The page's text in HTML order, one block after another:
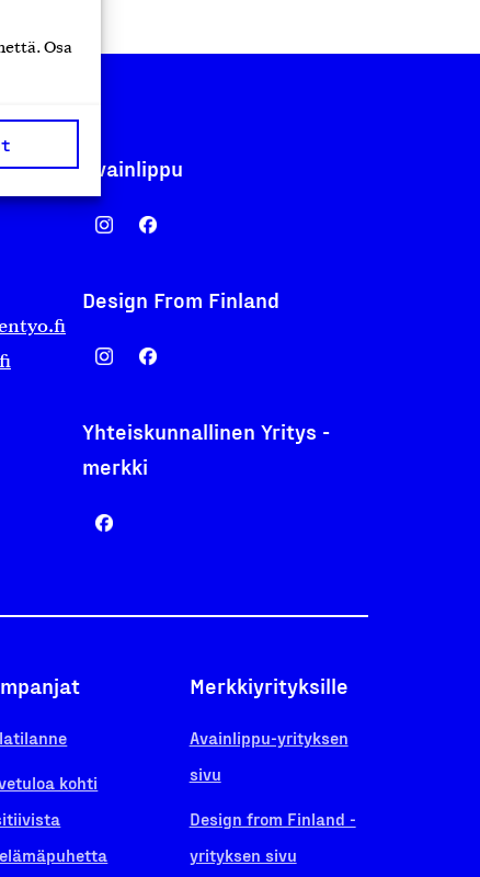
Osa
Avainlippu
Design From Finland
Yhteiskunnallinen Yritys -
merkki
kohti
Merkkiyrityksille
Avainlippu-yrityksen
sivu
Design from Finland -
yrityksen sivu